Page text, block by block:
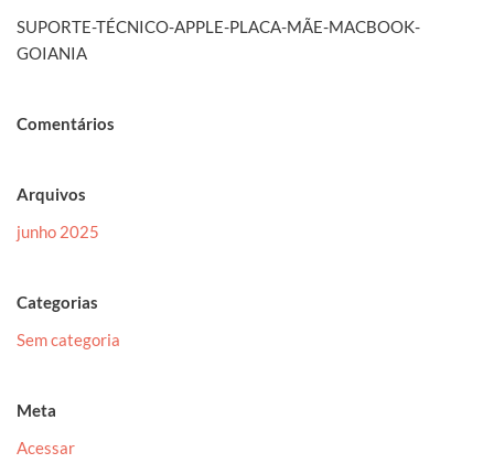
SUPORTE-TÉCNICO-APPLE-PLACA-MÃE-MACBOOK-
GOIANIA
Comentários
Arquivos
junho 2025
Categorias
Sem categoria
Meta
Acessar